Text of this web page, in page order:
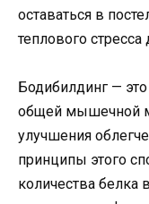
оставаться в
теплового
Бодибилдинг —
общей мышечной
улучшения
принципы этого
количества белка